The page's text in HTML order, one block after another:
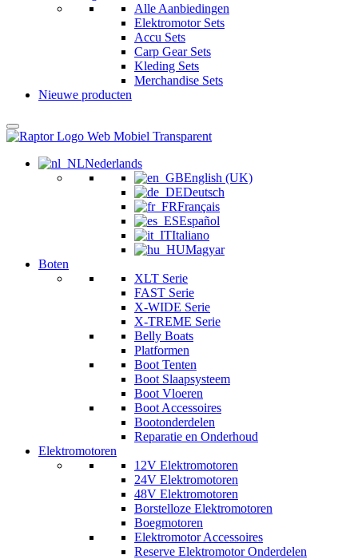
Alle Aanbiedingen
Elektromotor Sets
Accu Sets
Carp Gear Sets
Kleding Sets
Merchandise Sets
Nieuwe producten
Nederlands
English (UK)
Deutsch
Français
Español
Italiano
Magyar
Boten
XLT Serie
FAST Serie
X-WIDE Serie
X-TREME Serie
Belly Boats
Platformen
Boot Tenten
Boot Slaapsysteem
Boot Vloeren
Boot Accessoires
Bootonderdelen
Reparatie en Onderhoud
Elektromotoren
12V Elektromotoren
24V Elektromotoren
48V Elektromotoren
Borstelloze Elektromotoren
Boegmotoren
Elektromotor Accessoires
Reserve Elektromotor Onderdelen